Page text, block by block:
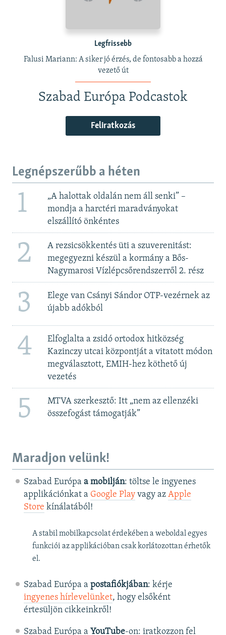
Legfrissebb
Falusi Mariann: A siker jó érzés, de fontosabb a hozzá
vezető út
Szabad Európa Podcastok
Feliratkozás
Legnépszerűbb a héten
1
„A halottak oldalán nem áll senki” –
mondja a harctéri maradványokat
elszállító önkéntes
2
A rezsicsökkentés üti a szuverenitást:
megegyezni készül a kormány a Bős-
Nagymarosi Vízlépcsőrendszerről 2. rész
3
Elege van Csányi Sándor OTP-vezérnek az
újabb adókból
4
Elfoglalta a zsidó ortodox hitközség
Kazinczy utcai központját a vitatott módon
megválasztott, EMIH-hez köthető új
vezetés
5
MTVA szerkesztő: Itt „nem az ellenzéki
összefogást támogatják”
Maradjon velünk!
Szabad Európa a mobilján: töltse le ingyenes
applikációnkat a Google Playvagy az Apple
Store kínálatából!
A stabil mobilkapcsolat érdekében a weboldal egyes
funkciói az applikációban csak korlátozottan érhetők
el.
Szabad Európa a postafiókjában: kérje
ingyenes hírlevelünket, hogy elsőként
értesüljön cikkeinkről!
Szabad Európa a YouTube-on: iratkozzon fel